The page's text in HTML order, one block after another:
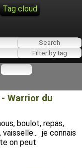
Tag cloud
Warrior du
boulot, repas,
je connais
on peut